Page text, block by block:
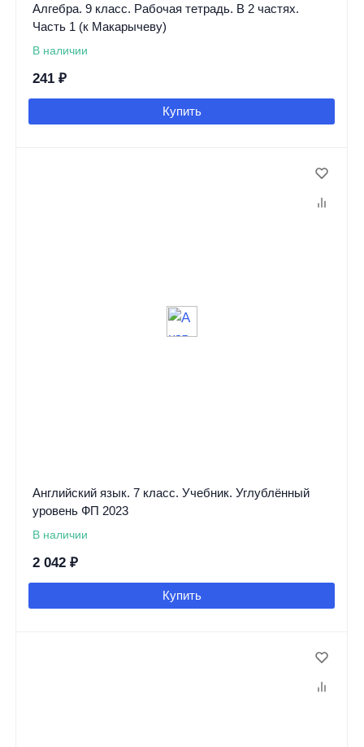
Алгебра. 9 класс. Рабочая тетрадь. В 2 частях.
Часть 1 (к Макарычеву)
В наличии
241 ₽
Купить
Английский язык. 7 класс. Учебник. Углублённый
уровень ФП 2023
В наличии
2 042 ₽
Купить